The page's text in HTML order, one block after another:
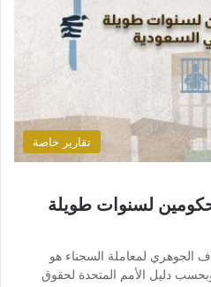
تقارير خاصة
لسنوات طويلة
الجوهري لمعاملة السجناء هو
وبحسب دليل الأمم المتحدة لحقوق